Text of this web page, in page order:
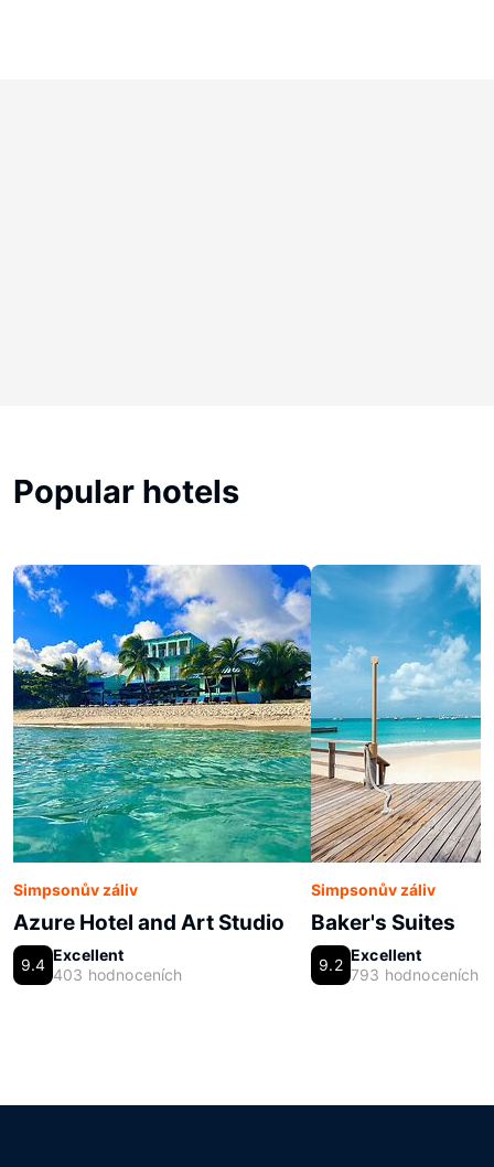
Popular hotels
Simpsonův záliv
Azure Hotel and Art Studio
9.4
Excellent
403 hodnoceních
Simpsonův záliv
Baker's Suites
9.2
Excellent
793 hodnoceních